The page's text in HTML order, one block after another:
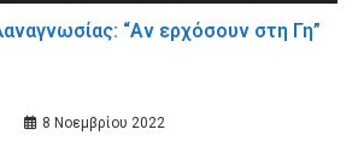
“Αν ερχόσουν στη Γη”
8 Νοεμβρίου 2022